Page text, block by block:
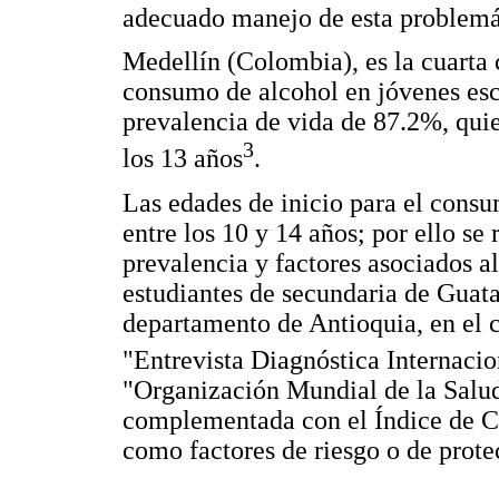
adecuado manejo de esta
Medellín (Colombia), es la cuarta
consumo de alcohol en jóvenes
prevalencia de vida de 87.2%,
los 13 años3.
Las edades de inicio para el
entre los 10 y 14 años; por ello
prevalencia y factores asociados
estudiantes de secundaria de
departamento de Antioquia, en el
"Entrevista Diagnóstica
"Organización Mundial de la
complementada con el Índice de
como factores de riesgo o de